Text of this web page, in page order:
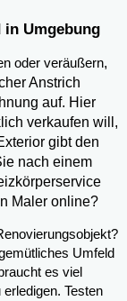
Umgebung
oder veräußern,
Anstrich
auf. Hier
verkaufen will,
gibt den
nach einem
Maler online?
Umfeld
es viel
Testen